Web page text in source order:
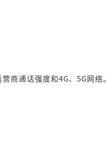
商通话强度和4G、5G网络。